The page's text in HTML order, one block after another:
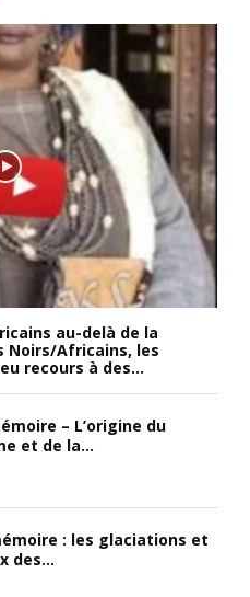
au-delà de la
Noirs/Africains, les
recours à des...
– L’origine du
et de la...
: les glaciations et
des...